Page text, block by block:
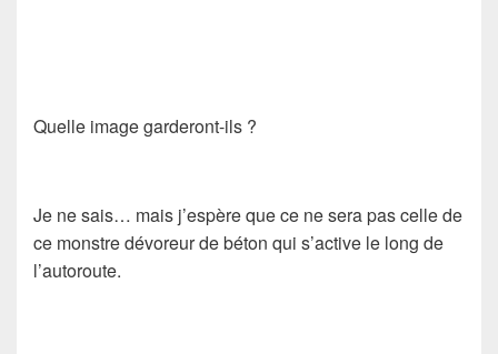
Quelle image garderont-ils ?
Je ne sais… mais j’espère que ce ne sera pas celle de
ce monstre dévoreur de béton qui s’active le long de
l’autoroute.